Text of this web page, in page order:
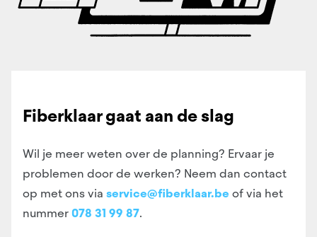
Fiberklaar gaat aan de slag
Wil je meer weten over de planning? Ervaar je
problemen door de werken? Neem dan contact
op met ons via service@fiberklaar.be of via het
nummer078 31 99 87.